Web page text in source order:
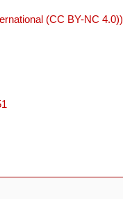
(CC BY-NC 4.0))